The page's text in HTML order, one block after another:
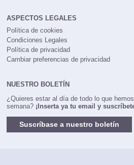
ASPECTOS LEGALES
Política de cookies
Condiciones Legales
Política de privacidad
Cambiar preferencias de privacidad
NUESTRO BOLETÍN
¿Quieres estar al día de todo lo que
semana? ¡Inserta ya tu email y
Suscríbase a nuestro boletín